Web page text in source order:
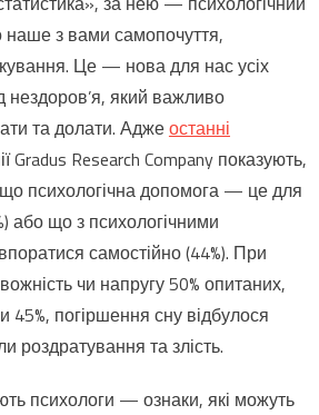
наше з вами самопочуття,
Це — нова для нас усіх
який важливо
та долати. Аджеостанні
Gradus Research Company показують,
психологічна допомога — це для
або що з психологічними
самостійно (44%). При
чи напругу 50% опитаних,
45%, погіршення сну відбулося
роздратування та злість.
психологи — ознаки, які можуть